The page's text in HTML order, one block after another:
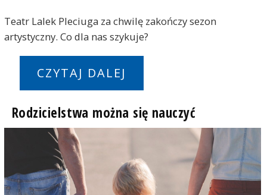
Teatr Lalek Pleciuga za chwilę zakończy sezon
artystyczny. Co dla nas szykuje?
CZYTAJ DALEJ
Rodzicielstwa można się nauczyć